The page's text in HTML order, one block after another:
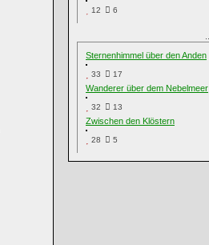
12 6
Sternenhimmel über den Anden
33 17
Wanderer über dem Nebelmeer
32 13
Zwischen den Klöstern
28 5